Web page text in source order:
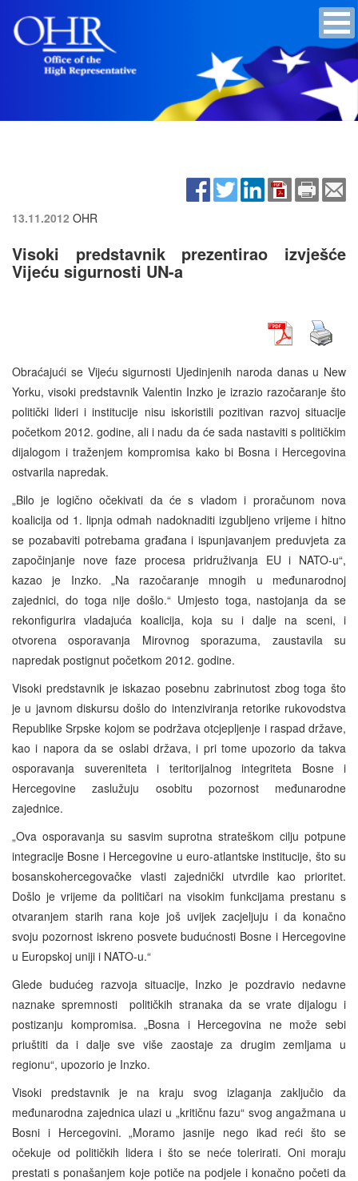
13.11.2012 OHR
Visoki predstavnik prezentirao izvješće
Vijeću sigurnosti UN-a
Obraćajući se Vijeću sigurnosti Ujedinjenih naroda danas u New
Yorku, visoki predstavnik Valentin Inzko je izrazio razočaranje što
politički lideri i institucije nisu iskoristili pozitivan razvoj situacije
početkom 2012. godine, ali i nadu da će sada nastaviti s političkim
dijalogom i traženjem kompromisa kako bi Bosna i Hercegovina
ostvarila napredak.
„Bilo je logično očekivati da će s vladom i proračunom nova
koalicija od 1. lipnja odmah nadoknaditi izgubljeno vrijeme i hitno
se pozabaviti potrebama građana i ispunjavanjem preduvjeta za
započinjanje nove faze procesa pridruživanja EU i NATO-u“,
kazao je Inzko. „Na razočaranje mnogih u međunarodnoj
zajednici, do toga nije došlo.“ Umjesto toga, nastojanja da se
rekonfigurira vladajuća koalicija, koja su i dalje na sceni, i
otvorena osporavanja Mirovnog sporazuma, zaustavila su
napredak postignut početkom 2012. godine.
Visoki predstavnik je iskazao posebnu zabrinutost zbog toga što
je u javnom diskursu došlo do intenziviranja retorike rukovodstva
Republike Srpske kojom se podržava otcjepljenje i raspad države,
kao i napora da se oslabi država, i pri tome upozorio da takva
osporavanja suvereniteta i teritorijalnog integriteta Bosne i
Hercegovine zaslužuju osobitu pozornost međunarodne
zajednice.
„Ova osporavanja su sasvim suprotna strateškom cilju potpune
integracije Bosne i Hercegovine u euro-atlantske institucije, što su
bosanskohercegovačke vlasti zajednički utvrdile kao prioritet.
Došlo je vrijeme da političari na visokim funkcijama prestanu s
otvaranjem starih rana koje još uvijek zacjeljuju i da konačno
svoju pozornost iskreno posvete budućnosti Bosne i Hercegovine
u Europskoj uniji i NATO-u.“
Glede budućeg razvoja situacije, Inzko je pozdravio nedavne
naznake spremnosti političkih stranaka da se vrate dijalogu i
postizanju kompromisa. „Bosna i Hercegovina ne može sebi
priuštiti da i dalje sve više zaostaje za drugim zemljama u
regionu“, upozorio je Inzko.
Visoki predstavnik je na kraju svog izlaganja zaključio da
međunarodna zajednica ulazi u „kritičnu fazu“ svog angažmana u
Bosni i Hercegovini. „Moramo jasnije nego ikad reći što se
očekuje od političkih lidera i što se neće tolerirati. Oni moraju
prestati s ponašanjem koje potiče na podjele i konačno početi da